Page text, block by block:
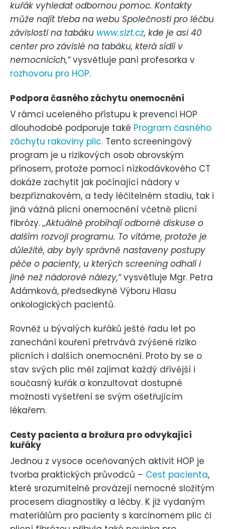
kuřák vyhledat odbornou pomoc. Kontakty
může najít třeba na webu Společnosti pro léčbu
závislosti na tabáku www.slzt.cz, kde je asi 40
center pro závislé na tabáku, která sídlí v
nemocnicích,“vysvětluje paní profesorka v
rozhovoru pro HOP.
Podpora časného záchytu onemocnění
V rámci uceleného přístupu k prevenci HOP
dlouhodobě podporuje také Program časného
záchytu rakoviny plic. Tento screeningový
program je u rizikových osob obrovským
přínosem, protože pomocí nízkodávkového CT
dokáže zachytit jak počínající nádory v
bezpříznakovém, a tedy léčitelném stadiu, tak i
jiná vážná plicní onemocnění včetně plicní
fibrózy.„Aktuálně probíhají odborné diskuse o
dalším rozvoji programu. To vítáme, protože je
důležité, aby byly správně nastaveny postupy
péče o pacienty, u kterých screening odhalí i
jiné než nádorové nálezy,“vysvětluje Mgr. Petra
Adámková, předsedkyně Výboru Hlasu
onkologických pacientů.
Rovněž u bývalých kuřáků ještě řadu let po
zanechání kouření přetrvává zvýšené riziko
plicních i dalších onemocnění. Proto by se o
stav svých plic měl zajímat každý dřívější i
současný kuřák a konzultovat dostupné
možnosti vyšetření se svým ošetřujícím
lékařem.
Cesty pacienta a brožura pro odvykající
kuřáky
Jednou z vysoce oceňovaných aktivit HOP je
tvorba praktických průvodců – Cest pacienta,
které srozumitelně provázejí nemocné složitým
procesem diagnostiky a léčby. K již vydaným
materiálům pro pacienty s karcinomem plic či